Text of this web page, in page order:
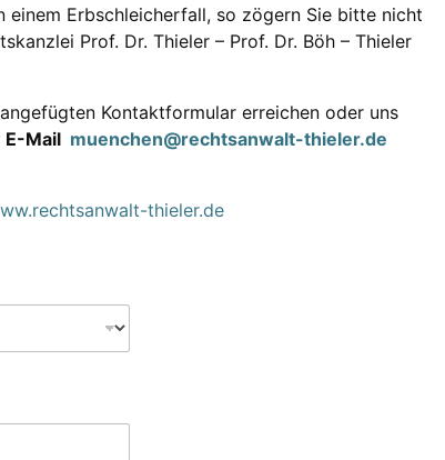
Erbschleicherfall, so zögern Sie bitte nicht
Prof. Dr. Thieler – Prof. Dr. Böh – Thieler
Kontaktformular erreichen oder uns
E-Mail muenchen@rechtsanwalt-thieler.de
thieler.de